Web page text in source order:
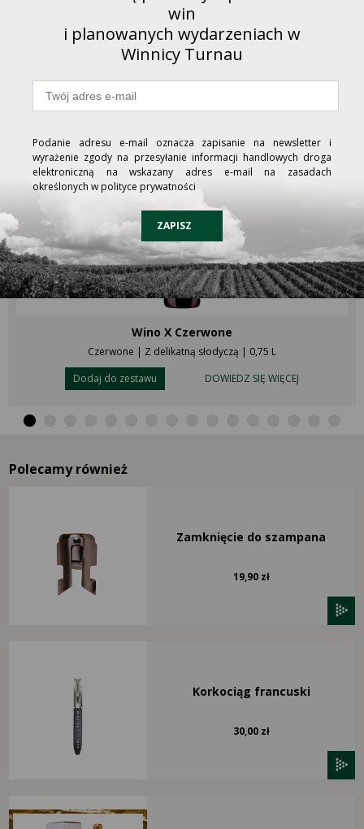
* dla bezpieczeństwa wysyłki kurierem, na czas transportu wino i
kuferek pakowane są oddzielnie
Wina do zestawu
Wino X Czerwone
Czerwone | Z delikatną słodyczą | 0,75 L
Dodaj do zestawu
DOWIEDZ SIĘ WIĘCEJ
Polecamy również
Zamknięcie do szampana
19,90 zł
Korkociąg francuski
30,00 zł
win
i planowanych wydarzeniach w
Winnicy Turnau
Podanie adresu e-mail oznacza zapisanie na newsletter i
wyrażenie zgody na przesyłanie informacji handlowych droga
elektroniczną na wskazany adres e-mail na zasadach
określonych w polityce prywatności
ZAPISZ